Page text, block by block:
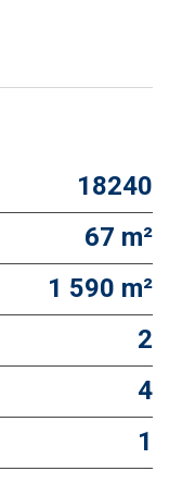
18240
67 m²
1 590 m²
2
4
1